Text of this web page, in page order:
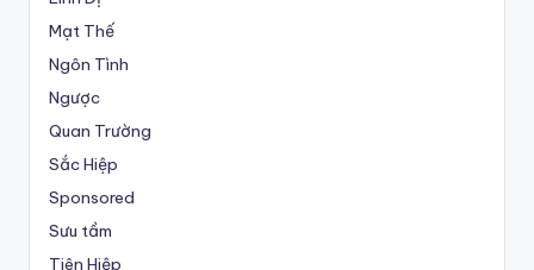
Mạt Thế
Ngôn Tình
Ngược
Quan Trường
Sắc Hiệp
Sponsored
Sưu tầm
Tiên Hiệp